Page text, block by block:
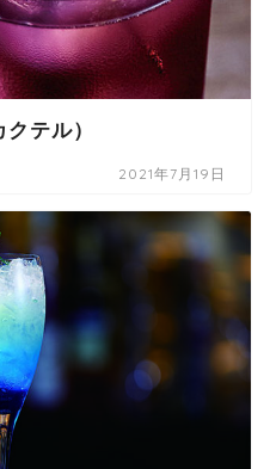
テル）
2021年7月19日